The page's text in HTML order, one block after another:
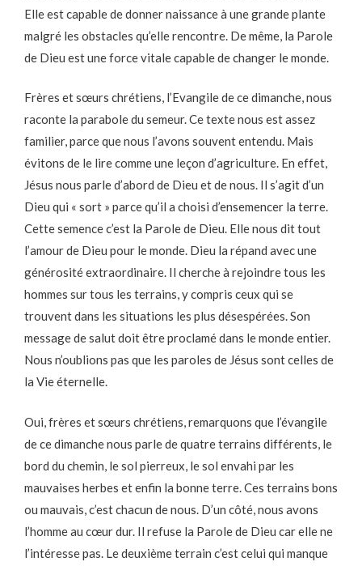
Elle est capable de donner naissance à une grande plante
malgré les obstacles qu’elle rencontre. De même, la Parole
de Dieu est une force vitale capable de changer le monde.
Frères et sœurs chrétiens, l’Evangile de ce dimanche, nous
raconte la parabole du semeur. Ce texte nous est assez
familier, parce que nous l’avons souvent entendu. Mais
évitons de le lire comme une leçon d’agriculture. En effet,
Jésus nous parle d’abord de Dieu et de nous. Il s’agit d’un
Dieu qui « sort » parce qu’il a choisi d’ensemencer la terre.
Cette semence c’est la Parole de Dieu. Elle nous dit tout
l’amour de Dieu pour le monde. Dieu la répand avec une
générosité extraordinaire. Il cherche à rejoindre tous les
hommes sur tous les terrains, y compris ceux qui se
trouvent dans les situations les plus désespérées. Son
message de salut doit être proclamé dans le monde entier.
Nous n’oublions pas que les paroles de Jésus sont celles de
la Vie éternelle.
Oui, frères et sœurs chrétiens, remarquons que l’évangile
de ce dimanche nous parle de quatre terrains différents, le
bord du chemin, le sol pierreux, le sol envahi par les
mauvaises herbes et enfin la bonne terre. Ces terrains bons
ou mauvais, c’est chacun de nous. D’un côté, nous avons
l’homme au cœur dur. Il refuse la Parole de Dieu car elle ne
l’intéresse pas. Le deuxième terrain c’est celui qui manque